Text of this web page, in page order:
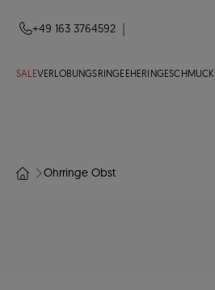
+49 163 3764592
SALEVERLOBUNGSRINGE EHERINGESCHMUCK
Ohrringe Obst